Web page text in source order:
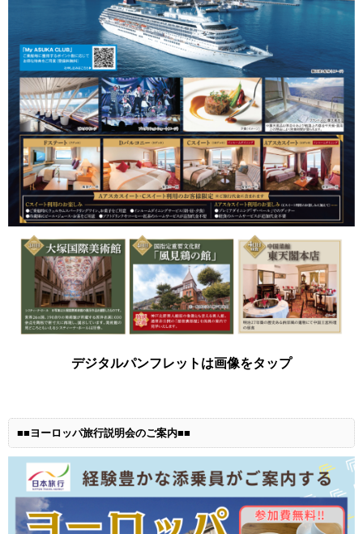
デジタルパンフレットは画像をタップ
■■ヨーロッパ旅行説明会のご案内■■